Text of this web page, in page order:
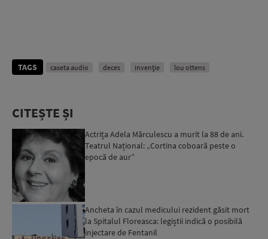
TAGS caseta audio deces invenţie lou ottens
CITEȘTE ȘI
Actrița Adela Mărculescu a murit la 88 de ani.
Teatrul Național: „Cortina coboară peste o
epocă de aur”
Ancheta în cazul medicului rezident găsit mort
la Spitalul Floreasca: legiștii indică o posibilă
injectare de Fentanil